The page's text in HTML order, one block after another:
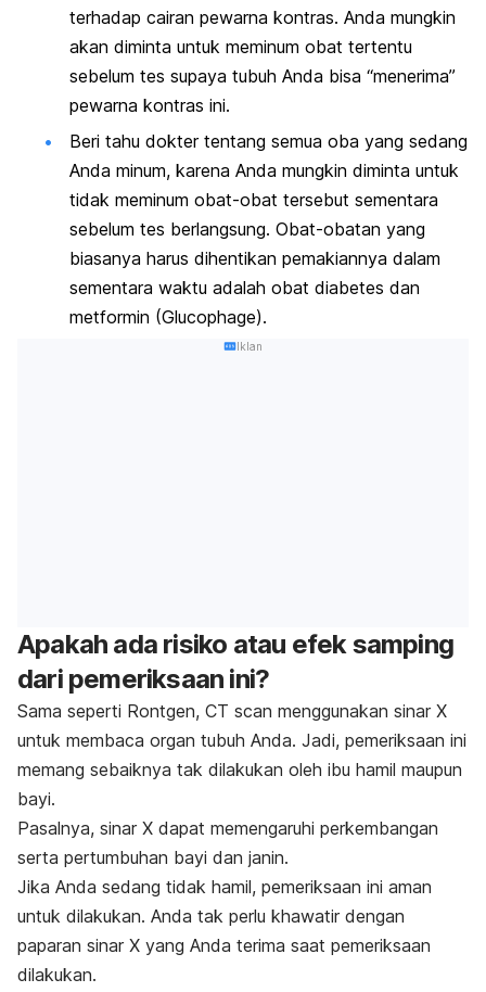
terhadap cairan pewarna kontras. Anda mungkin
akan diminta untuk meminum obat tertentu
sebelum tes supaya tubuh Anda bisa “menerima”
pewarna kontras ini.
Beri tahu dokter tentang semua oba yang sedang
Anda minum, karena Anda mungkin diminta untuk
tidak meminum obat-obat tersebut sementara
sebelum tes berlangsung. Obat-obatan yang
biasanya harus dihentikan pemakiannya dalam
sementara waktu adalah obat diabetes dan
metformin (Glucophage).
Iklan
Apakah ada risiko atau efek samping
dari pemeriksaan ini?
Sama seperti Rontgen, CT scan menggunakan sinar X
untuk membaca organ tubuh Anda. Jadi, pemeriksaan ini
memang sebaiknya tak dilakukan oleh ibu hamil maupun
bayi.
Pasalnya, sinar X dapat memengaruhi perkembangan
serta pertumbuhan bayi dan janin.
Jika Anda sedang tidak hamil, pemeriksaan ini aman
untuk dilakukan. Anda tak perlu khawatir dengan
paparan sinar X yang Anda terima saat pemeriksaan
dilakukan.